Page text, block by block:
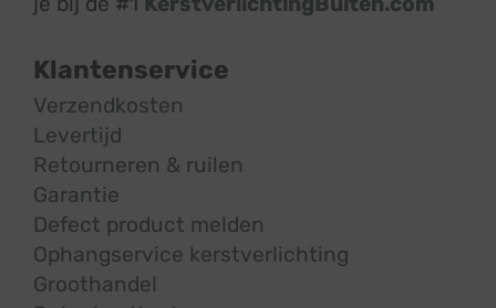
Klantenservice
Verzendkosten
Levertijd
Retourneren & ruilen
Garantie
Defect product melden
Ophangservice kerstverlichting
Groothandel